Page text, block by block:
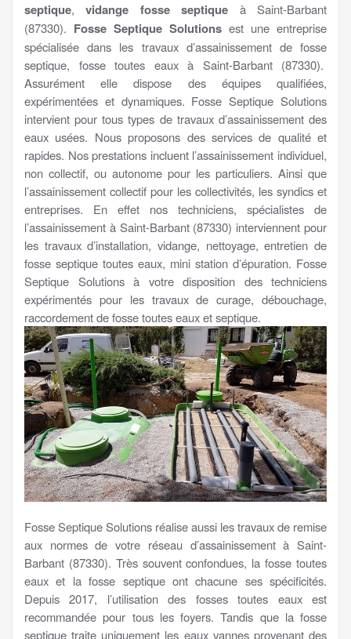
septique,vidange fosse septique à Saint-Barbant
(87330). Fosse Septique Solutions est une entreprise
spécialisée dans les travaux d’assainissement de fosse
septique, fosse toutes eaux à Saint-Barbant (87330).
Assurément elle dispose des équipes qualifiées,
expérimentées et dynamiques. Fosse Septique Solutions
intervient pour tous types de travaux d’assainissement des
eaux usées. Nous proposons des services de qualité et
rapides. Nos prestations incluent l’assainissement individuel,
non collectif, ou autonome pour les particuliers. Ainsi que
l’assainissement collectif pour les collectivités, les syndics et
entreprises. En effet nos techniciens, spécialistes de
l’assainissement à Saint-Barbant (87330) interviennent pour
les travaux d’installation, vidange, nettoyage, entretien de
fosse septique toutes eaux, mini station d’épuration. Fosse
Septique Solutions à votre disposition des techniciens
expérimentés pour les travaux de curage, débouchage,
raccordement de fosse toutes eaux et septique.
Fosse Septique Solutions réalise aussi les travaux de remise
aux normes de votre réseau d’assainissement à Saint-
Barbant (87330). Très souvent confondues, la fosse toutes
eaux et la fosse septique ont chacune ses spécificités.
Depuis 2017, l’utilisation des fosses toutes eaux est
recommandée pour tous les foyers. Tandis que la fosse
septique traite uniquement les eaux vannes provenant des